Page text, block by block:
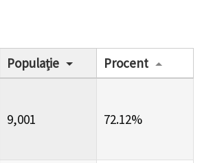
Populație
Procent
9,001 72.12%